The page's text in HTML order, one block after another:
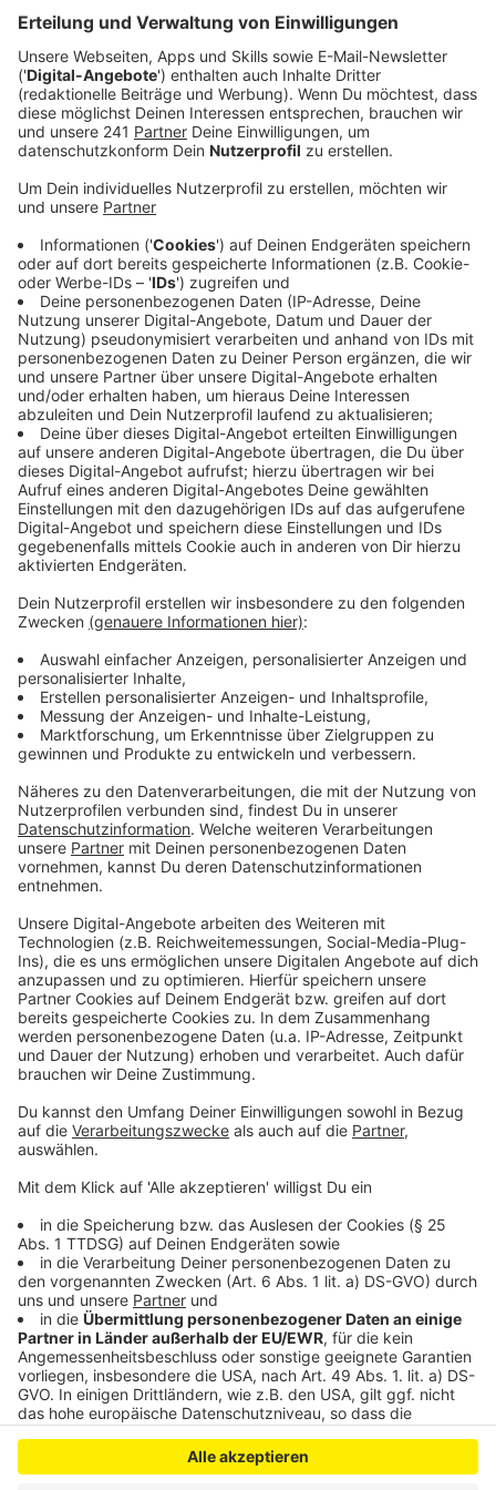
Anzeige
Anzeige
Die Idee, dass dieses Jahr aufgrund von Corona die
Vorweihnachtszeit entspannter und ruhiger verläuft,
hatte bei mir bisher nicht funktioniert: Meine To Do-
Liste war lang, länger, am längsten und ich im
typischen Weihnachtsstress – bis der Anruf aus dem
Kindergarten meines Sohnes kam. Ich war gerade im
Auto: Ein Kind war positiv auf das Corona-Virus
getestet, die Kita macht von jetzt auf gleich dicht,
alle müssen sofort in Quarantäne. Da das infizierte
Kind bereits seit über einer Woche nicht mehr in der
Kita war, war die Quarantäne meines Sohnes zwar nur
auf eine knappe Woche begrenzt, aber trotzdem
wurde uns von jetzt auf gleich der Stecker gezogen.
Mein erster Gedanke: Jetzt hat's uns auch erwischt!
Der zweite, dritte, vierte: Haben wir jemand in Gefahr
gebracht? Welche Termine muss ich absagen? Habe
ich noch genug im Kühlschrank?
Und: Wie soll das werden, komplett zuhause ohne
Kontakte – mit einem Fünfjährigen?? Ich habe noch im
Auto telefoniert und das Arbeiten abgesagt, Familie
und Freunde informiert. Und dann haben wir uns
zuhause eingegraben. Und ganz ehrlich? Wir hatten
eine richtig schöne Zeit. Denn wir hatten sie: Zeit! Zum
Basteln, zum Spielen, zum Plätzchen backen (drei
neue Rezepte ausprobiert), zum mit Freunden
telefonieren, zum Weihnachtslieder singen, zum In-den
Tag-hinein-bummeln!
Mir ist durchaus bewusst, dass es uns mit unserer
und sich bei einer Verlängerung sicher auch bei uns der
Lagerkoller eingestellt hätte. Ich leide mit allen mit,
die mit mehreren Kindern 14 Tage zuhause eingesperrt
sein müssen! Aber uns hat diese Mini-Quarantäne eine
unfreiwillige Vorweihnachtsauszeit beschert! Und das
Wichtigste: Alle sind gesund geblieben! Ich wünsche
Weihnachten – trotz allem!
Anzeige